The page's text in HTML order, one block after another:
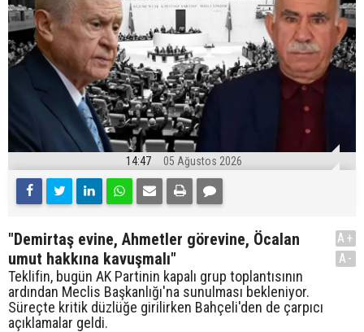
14:47 05 Ağustos 2026
"Demirtaş evine, Ahmetler görevine, Öcalan
umut hakkına kavuşmalı"
Teklifin, bugün AK Partinin kapalı grup toplantısının
ardından Meclis Başkanlığı'na sunulması bekleniyor.
Süreçte kritik düzlüğe girilirken Bahçeli'den de çarpıcı
açıklamalar geldi.
A+
A-